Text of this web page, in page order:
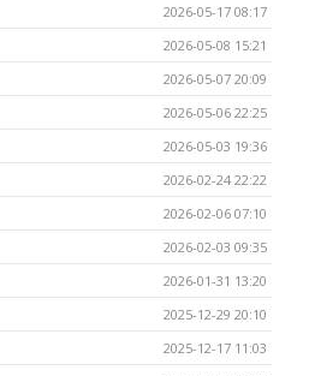
2026-05-17 08:17
2026-05-08 15:21
2026-05-07 20:09
2026-05-06 22:25
2026-05-03 19:36
2026-02-24 22:22
2026-02-06 07:10
2026-02-03 09:35
2026-01-31 13:20
2025-12-29 20:10
2025-12-17 11:03